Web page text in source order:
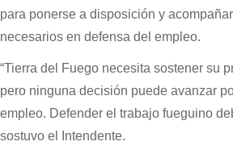
para ponerse a disposición y
necesarios en defensa del empleo.
“Tierra del Fuego necesita sostener su
pero ninguna decisión puede avanzar
empleo. Defender el trabajo fueguino
sostuvo el Intendente.